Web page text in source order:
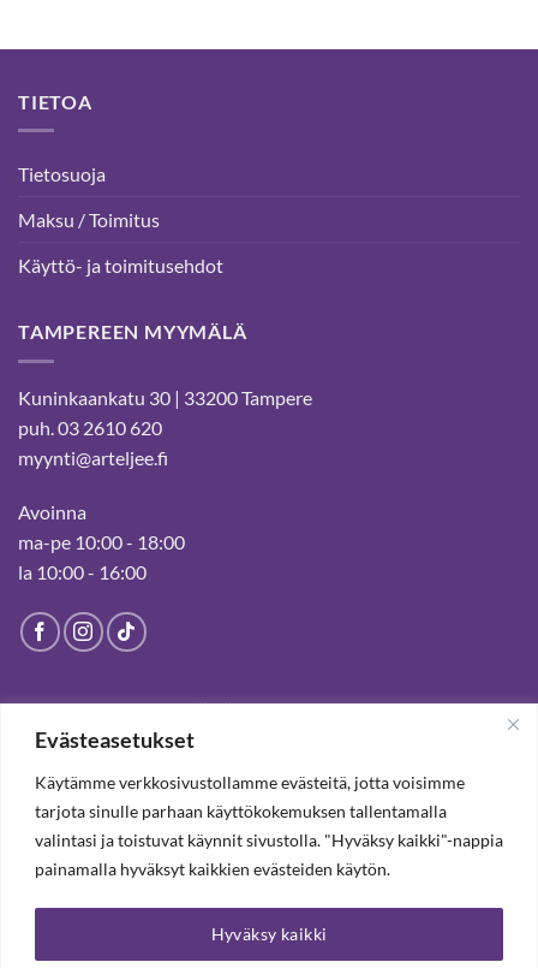
Evästeasetukset
Käytämme verkkosivustollamme evästeitä, jotta voisimme
tarjota sinulle parhaan käyttökokemuksen tallentamalla
valintasi ja toistuvat käynnit sivustolla. "Hyväksy kaikki"-nappia
painamalla hyväksyt kaikkien evästeiden käytön.
Hyväksy kaikki
TIETOA
Tietosuoja
Maksu / Toimitus
Käyttö- ja toimitusehdot
TAMPEREEN MYYMÄLÄ
Kuninkaankatu 30 | 33200 Tampere
puh. 03 2610 620
myynti@arteljee.fi
Avoinna
ma-pe 10:00 - 18:00
la 10:00 - 16:00
Suljettu pysyvästi 19.7.2025 alkaen
TILAA UUTISKIRJE, SAAT 20% ALENNUKSEN
TILAA UUTISKIRJEEMME